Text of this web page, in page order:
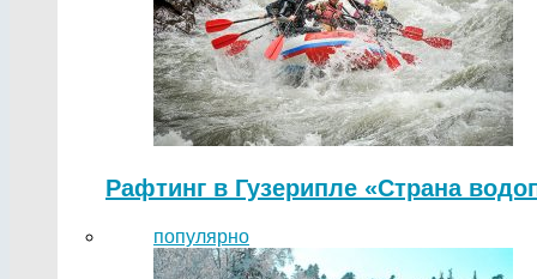
Рафтинг в Гузерипле «Страна
популярно